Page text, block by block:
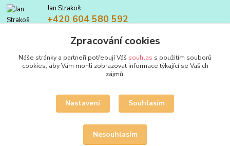
Jan Strakoš
+420 604 580 592
filatelie.mix@seznam.cz
Upravit sběr cookies.
Vytvořeno na Eshop-rychle.cz
Zpracování cookies
Náše stránky a partneři potřebují Váš souhlas s použitím souborů
cookies, aby Vám mohli zobrazovat informace týkající se Vašich
zájmů.
Nastavení Souhlasím
Nesouhlasím